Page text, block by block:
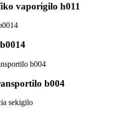
vaporigilo h011
b004